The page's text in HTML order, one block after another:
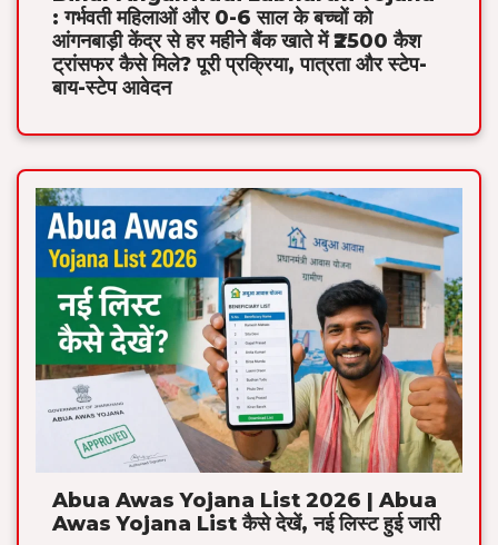
: गर्भवती महिलाओं और 0-6 साल के बच्चों को
आंगनबाड़ी केंद्र से हर महीने बैंक खाते में ₹2500 कैश
ट्रांसफर कैसे मिले? पूरी प्रक्रिया, पात्रता और स्टेप-
बाय-स्टेप आवेदन
Abua Awas Yojana List 2026 | Abua
Awas Yojana List कैसे देखें, नई लिस्ट हुई जारी